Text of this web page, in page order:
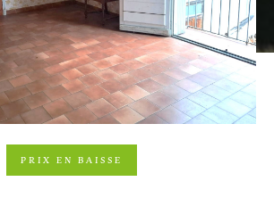
PRIX EN BAISSE